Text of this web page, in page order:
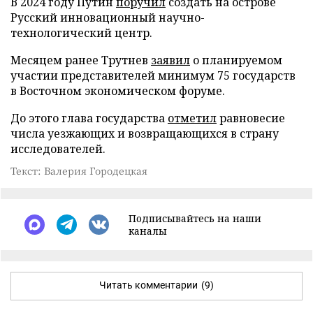
Русский инновационный научно-
технологический центр.
Месяцем ранее Трутнев заявил о планируемом
участии представителей минимум 75 государств
в Восточном экономическом форуме.
До этого глава государства отметилравновесие
числа уезжающих и возвращающихся в страну
исследователей.
Текст: Валерия Городецкая
Подписывайтесь на наши
каналы
Читать комментарии (9)